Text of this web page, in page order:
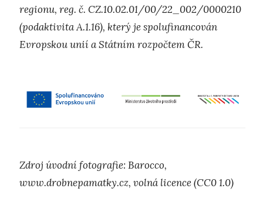
regionu, reg. č. CZ.10.02.01/00/22_002/0000210
(podaktivita A.1.16), který je spolufinancován
Evropskou unií a Státním rozpočtem ČR.
Zdroj úvodní fotografie: Barocco,
www.drobnepamatky.cz, volná licence (CC0 1.0)